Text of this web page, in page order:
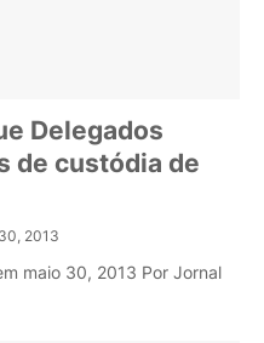
Delegados
de custódia de
2013
maio 30, 2013 Por Jornal